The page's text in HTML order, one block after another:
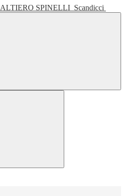
ALTIERO SPINELLI Scandicci